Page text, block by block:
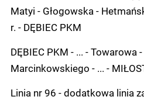
Matyi - Głogowska -
r. - DĘBIEC PKM
DĘBIEC PKM - ... - Towarowa
Marcinkowskiego - ... -
Linia nr 96 - dodatkowa linia